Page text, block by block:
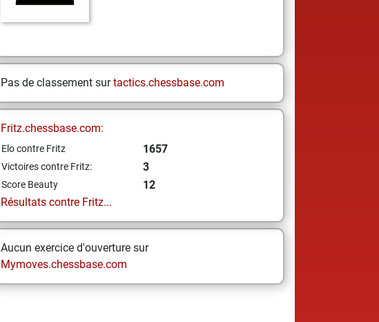
Pas de classement surtactics.chessbase.com
Fritz.chessbase.com:
Elo contre Fritz 1657
Victoires contre Fritz: 3
Score Beauty
12
Résultats contre Fritz...
Aucun exercice d'ouverture sur
Mymoves.chessbase.com